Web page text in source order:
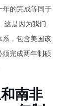
年的完成等同于
这是因为我们
，包含美国该
完成两年制硕
南非